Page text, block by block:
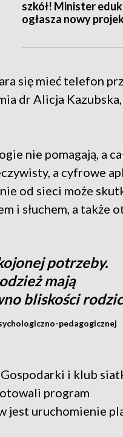
szkół! Minister
ogłasza nowy
się mieć telefon
dr Alicja
nie pomagają, a
a cyfrowe
od sieci może
i słuchem, a także
potrzeby.
mają
bliskości
pedagogicznej
i klub
program
jest uruchomienie